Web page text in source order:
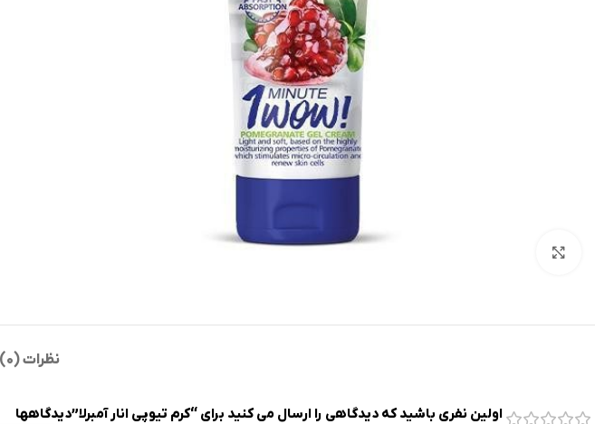
نظرات (0)
دیدگاههااولین نفری باشید که دیدگاهی را ارسال می کنید برای “کرم تيوپي انار آمبرلا”